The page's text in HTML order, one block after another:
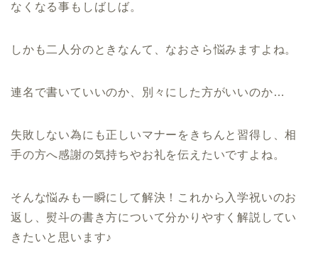
なくなる事もしばしば。
しかも二人分のときなんて、なおさら悩みますよね。
連名で書いていいのか、別々にした方がいいのか…
失敗しない為にも正しいマナーをきちんと習得し、相
手の方へ感謝の気持ちやお礼を伝えたいですよね。
そんな悩みも一瞬にして解決！これから入学祝いのお
返し、熨斗の書き方について分かりやすく解説してい
きたいと思います♪